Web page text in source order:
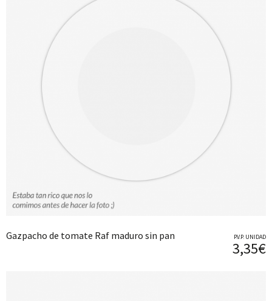
Gazpacho de tomate Raf maduro sin pan P.V.P. UNIDAD
3,35€